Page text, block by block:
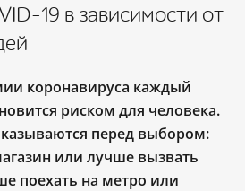
19 в зависимости от
коронавируса каждый
риском для человека.
перед выбором:
или лучше вызвать
поехать на метро или